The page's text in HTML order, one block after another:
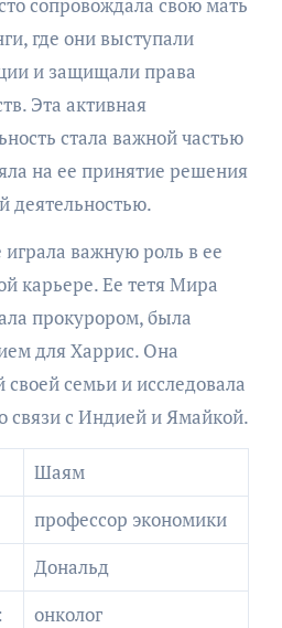
где они выступали
и защищали права
Эта активная
стала важной частью
на ее принятие решения
деятельностью.
важную роль в ее
карьере. Ее тетя Мира
прокурором, была
для Харрис. Она
своей семьи и исследовала
связи с Индией и Ямайкой.
Шаям
профессор экономики
Дональд
онколог